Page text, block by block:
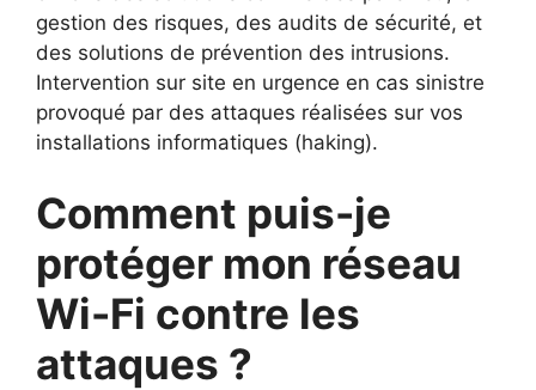
gestion des risques, des audits de sécurité, et
des solutions de prévention des intrusions.
Intervention sur site en urgence en cas sinistre
provoqué par des attaques réalisées sur vos
installations informatiques (haking).
Comment puis-je
protéger mon réseau
Wi-Fi contre les
attaques ?